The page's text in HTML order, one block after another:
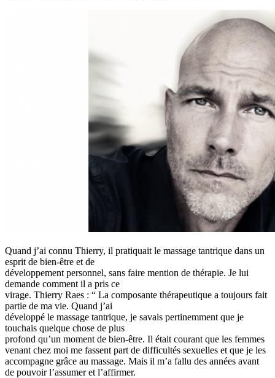
Quand j’ai connu Thierry, il pratiquait le massage tantrique dans un
esprit de bien-être et de
développement personnel, sans faire mention de thérapie. Je lui
demande comment il a pris ce
virage. Thierry Raes : “ La composante thérapeutique a toujours fait
partie de ma vie. Quand j’ai
développé le massage tantrique, je savais pertinemment que je
touchais quelque chose de plus
profond qu’un moment de bien-être. Il était courant que les femmes
venant chez moi me fassent part de difficultés sexuelles et que je les
accompagne grâce au massage. Mais il m’a fallu des années avant
de pouvoir l’assumer et l’affirmer.